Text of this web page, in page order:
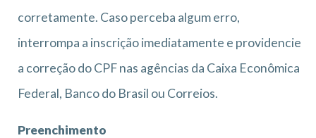
corretamente. Caso perceba algum erro,
interrompa a inscrição imediatamente e providencie
a correção do CPF nas agências da Caixa Econômica
Federal, Banco do Brasil ou Correios.
Preenchimento